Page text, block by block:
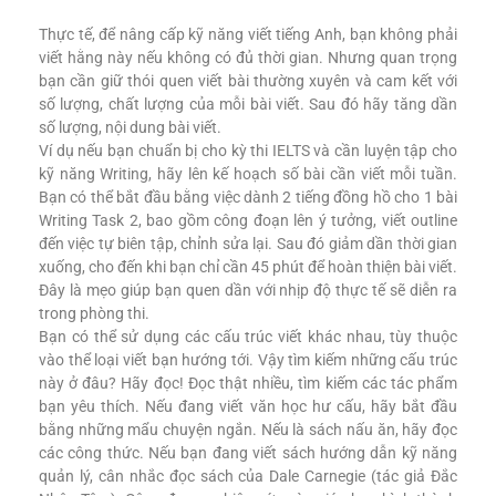
Thực tế, để nâng cấp kỹ năng viết tiếng Anh, bạn không phải
viết hằng này nếu không có đủ thời gian. Nhưng quan trọng
bạn cần giữ thói quen viết bài thường xuyên và cam kết với
số lượng, chất lượng của mỗi bài viết. Sau đó hãy tăng dần
số lượng, nội dung bài viết.
Ví dụ nếu bạn chuẩn bị cho kỳ thi IELTS và cần luyện tập cho
kỹ năng Writing, hãy lên kế hoạch số bài cần viết mỗi tuần.
Bạn có thể bắt đầu bằng việc dành 2 tiếng đồng hồ cho 1 bài
Writing Task 2, bao gồm công đoạn lên ý tưởng, viết outline
đến việc tự biên tập, chỉnh sửa lại. Sau đó giảm dần thời gian
xuống, cho đến khi bạn chỉ cần 45 phút để hoàn thiện bài viết.
Đây là mẹo giúp bạn quen dần với nhịp độ thực tế sẽ diễn ra
trong phòng thi.
Bạn có thể sử dụng các cấu trúc viết khác nhau, tùy thuộc
vào thể loại viết bạn hướng tới. Vậy tìm kiếm những cấu trúc
này ở đâu? Hãy đọc! Đọc thật nhiều, tìm kiếm các tác phẩm
bạn yêu thích. Nếu đang viết văn học hư cấu, hãy bắt đầu
bằng những mẩu chuyện ngắn. Nếu là sách nấu ăn, hãy đọc
các công thức. Nếu bạn đang viết sách hướng dẫn kỹ năng
quản lý, cân nhắc đọc sách của Dale Carnegie (tác giả Đắc